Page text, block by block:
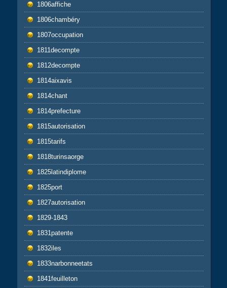
1806affiche
1806chambéry
1807occupation
1811decompte
1812decompte
1814aixavis
1814chant
1814prefecture
1815autorisation
1815tarifs
1818turinsaorge
1825latindiplome
1825port
1827autorisation
1829-1843
1831patente
1832iles
1833narbonneetats
1841feuilleton